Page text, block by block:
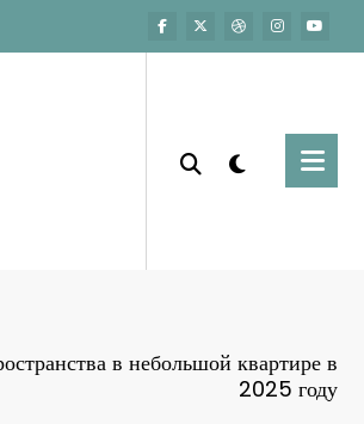
в небольшой квартире в
2025 году